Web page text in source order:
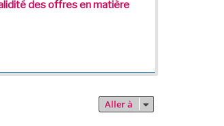
des offres en matière
Aller à